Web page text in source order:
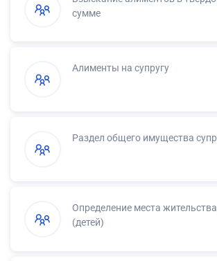
сумме
Алименты на супругу
Раздел общего имущества
Определение места
(детей)